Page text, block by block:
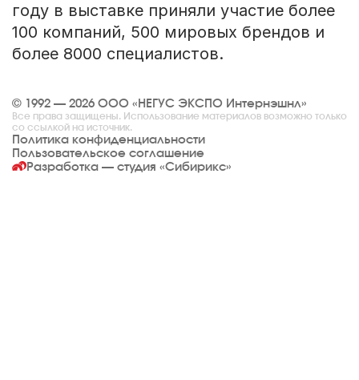
году в выставке приняли участие более
100 компаний, 500 мировых брендов и
более 8000 специалистов.
© 1992 — 2026 ООО «НЕГУС ЭКСПО Интернэшнл»
Все права защищены. Использование материалов возможно только
со ссылкой на источник.
Политика конфиденциальности
Пользовательское соглашение
Разработка — студия «Сибирикс»